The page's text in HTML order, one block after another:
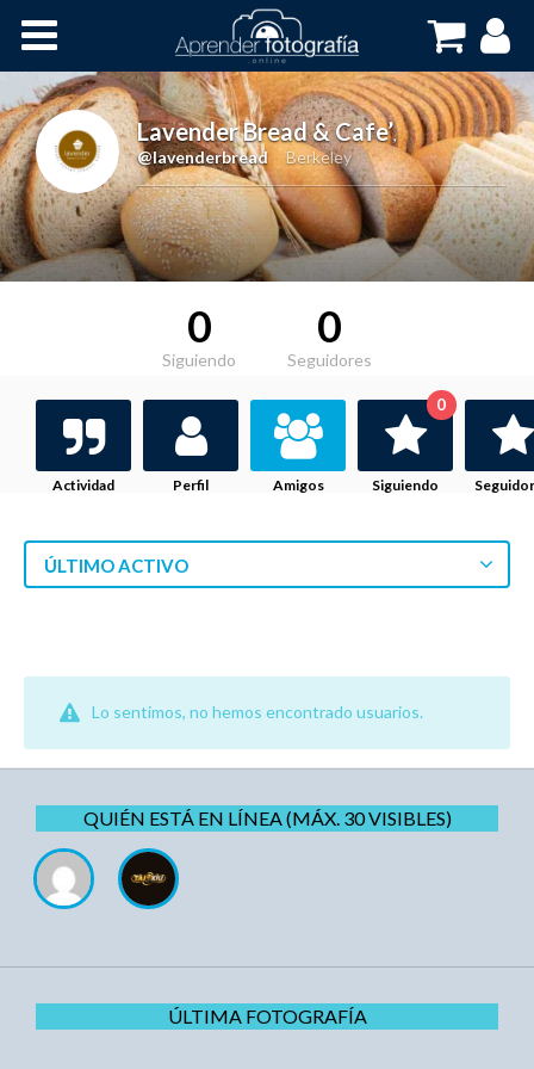
Cursos OnLine
Lavender Bread & Cafe’,
@lavenderbread
Berkeley
0
Siguiendo
0
Seguidores
Actividad Perfil Amigos Siguiendo
0
ÚLTIMO ACTIVO
Lo sentimos, no hemos encontrado usuarios.
QUIÉN ESTÁ EN LÍNEA (MÁX. 30 VISIBLES)
ÚLTIMA FOTOGRAFÍA